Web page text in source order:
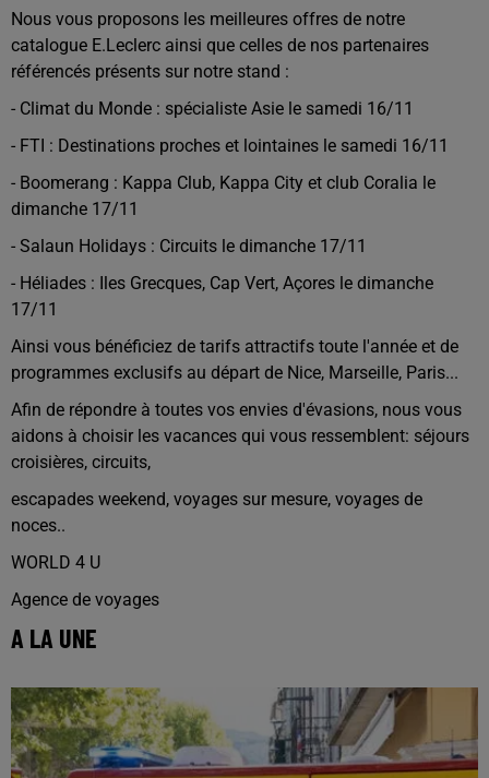
Nous vous proposons les meilleures offres de notre
catalogue E.Leclerc ainsi que celles de nos partenaires
référencés présents sur notre stand :
- Climat du Monde : spécialiste Asie le samedi 16/11
- FTI : Destinations proches et lointaines le samedi 16/11
- Boomerang : Kappa Club, Kappa City et club Coralia le
dimanche 17/11
- Salaun Holidays : Circuits le dimanche 17/11
- Héliades : Iles Grecques, Cap Vert, Açores le dimanche
17/11
Ainsi vous bénéficiez de tarifs attractifs toute l'année et de
programmes exclusifs au départ de Nice, Marseille, Paris...
Afin de répondre à toutes vos envies d'évasions, nous vous
aidons à choisir les vacances qui vous ressemblent: séjours
croisières, circuits,
escapades weekend, voyages sur mesure, voyages de
noces..
WORLD 4 U
Agence de voyages
A LA UNE